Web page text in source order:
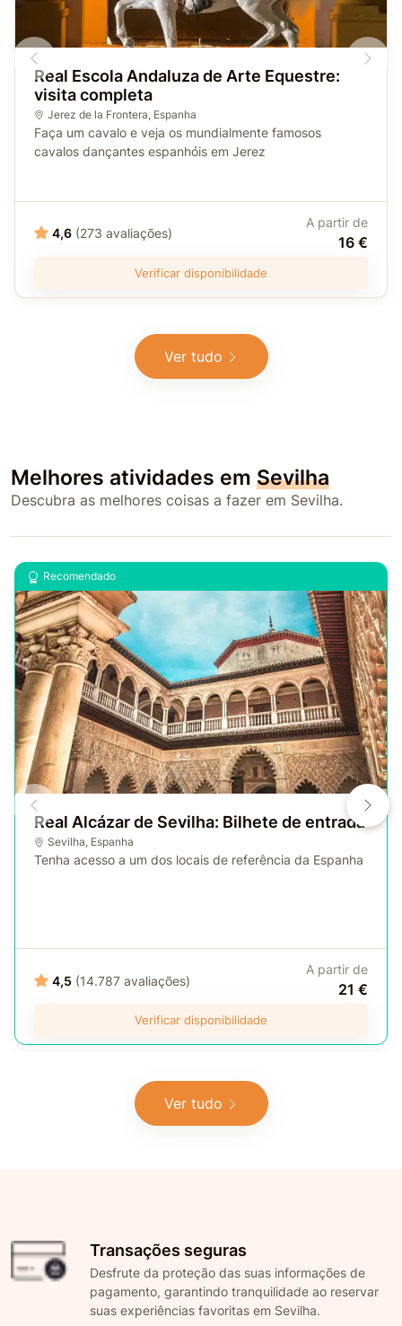
Real Escola Andaluza de Arte Equestre:
visita completa
Jerez de la Frontera Espanha
Faça um cavalo e veja os mundialmente famosos
cavalos dançantes espanhóis em Jerez
4,6 (273 avaliações)
A partir de
16 €
Verificar disponibilidade
Ver tudo
Melhores atividades em Sevilha
Descubra as melhores coisas a fazer em Sevilha.
Recomendado
Real Alcázar de Sevilha: Bilhete de entrada
Sevilha, Espanha
Tenha acesso a um dos locais de referência da Espanha
4,5 (14.787 avaliações)
A partir de
21 €
Verificar disponibilidade
Ver tudo
Transações seguras
Desfrute da proteção das suas informações de
pagamento, garantindo tranquilidade ao reservar
suas experiências favoritas em Sevilha.